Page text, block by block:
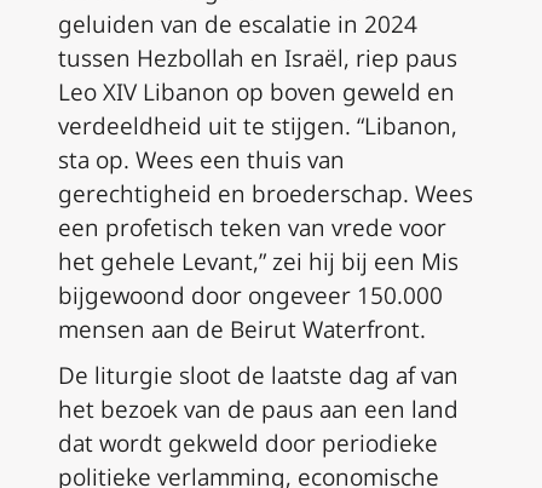
geluiden van de escalatie in 2024
tussen Hezbollah en Israël, riep paus
Leo XIV Libanon op boven geweld en
verdeeldheid uit te stijgen. “Libanon,
sta op. Wees een thuis van
gerechtigheid en broederschap. Wees
een profetisch teken van vrede voor
het gehele Levant,” zei hij bij een Mis
bijgewoond door ongeveer 150.000
mensen aan de Beirut Waterfront.
De liturgie sloot de laatste dag af van
het bezoek van de paus aan een land
dat wordt gekweld door periodieke
politieke verlamming, economische